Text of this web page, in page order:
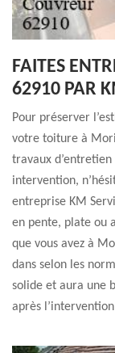
FAITES
62910 PAR
Pour préserver
votre toiture à
travaux
intervention,
entreprise KM
en pente, plate ou
que vous avez à
dans selon les
solide et aura une
après